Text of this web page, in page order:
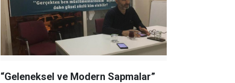
“Geleneksel ve Modern Sapmalar”